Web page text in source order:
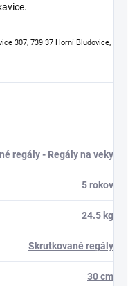
307, 739 37 Horní Bludovice,
regály - Regály na veky
5 rokov
24.5 kg
Skrutkované regály
30 cm